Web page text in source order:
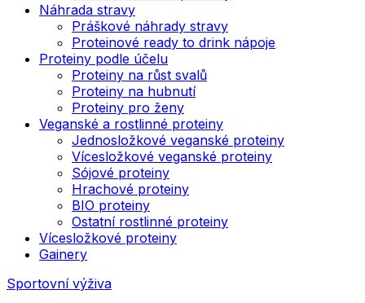
Náhrada stravy
Práškové náhrady stravy
Proteinové ready to drink nápoje
Proteiny podle účelu
Proteiny na růst svalů
Proteiny na hubnutí
Proteiny pro ženy
Veganské a rostlinné proteiny
Jednosložkové veganské proteiny
Vícesložkové veganské proteiny
Sójové proteiny
Hrachové proteiny
BIO proteiny
Ostatní rostlinné proteiny
Vícesložkové proteiny
Gainery
Sportovní výživa